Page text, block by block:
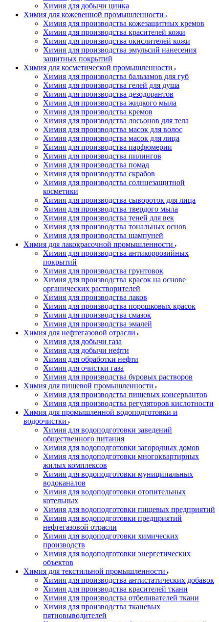
Химия для добычи цинка
Химия для кожевенной промышленности
Химия для производства кожезащитных кремов
Химия для производства красителей кожи
Химия для производства окислителей кожи
Химия для производства эмульсий нанесения
защитных покрытий
Химия для косметической промышленности
Химия для производства бальзамов для губ
Химия для производства гелей для душа
Химия для производства дезодорантов
Химия для производства жидкого мыла
Химия для производства кремов
Химия для производства лосьонов для тела
Химия для производства масок для волос
Химия для производства масок для лица
Химия для производства парфюмерии
Химия для производства пилингов
Химия для производства помад
Химия для производства скрабов
Химия для производства солнцезащитной
косметики
Химия для производства сывороток для лица
Химия для производства твердого мыла
Химия для производства теней для век
Химия для производства тональных основ
Химия для производства шампуней
Химия для лакокрасочной промышленности
Химия для производства антикоррозийных
покрытий
Химия для производства грунтовок
Химия для производства красок на основе
органических растворителей
Химия для производства лаков
Химия для производства порошковых красок
Химия для производства смазок
Химия для производства эмалей
Химия для нефтегазовой отрасли
Химия для добычи газа
Химия для добычи нефти
Химия для обработки нефти
Химия для очистки газа
Химия для производства буровых растворов
Химия для пищевой промышленности
Химия для производства пищевых консервантов
Химия для производства регуляторов кислотности
Химия для промышленной водоподготовки и
водоочистки
Химия для водоподготовки заведений
общественного питания
Химия для водоподготовки загородных домов
Химия для водоподготовки многоквартирных
жилых комплексов
Химия для водоподготовки муниципальных
водоканалов
Химия для водоподготовки отопительных
котельных
Химия для водоподготовки пищевых предприятий
Химия для водоподготовки предприятий
нефтегазовой отрасли
Химия для водоподготовки химических
производств
Химия для водоподготовки энергетических
объектов
Химия для текстильной промышленности
Химия для производства антистатических добавок
Химия для производства красителей ткани
Химия для производства отбеливателей ткани
Химия для производства тканевых
пятновыводителей